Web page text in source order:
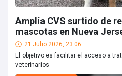
Amplía CVS surtido de
mascotas en Nueva
21 Julio 2026, 23:06
El objetivo es facilitar el acceso a
veterinarios